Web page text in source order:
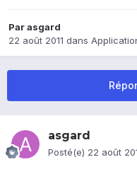
Parasgard
22 août 2011 dans
asgard
Posté(e) 22 août